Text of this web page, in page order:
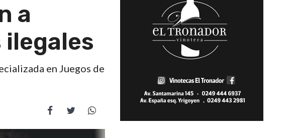
a
ilegales
en Juegos de